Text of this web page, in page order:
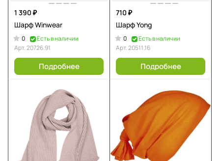
1 390 ₽
Шарф Winwear
0
Есть в наличии
Арт.20726.91
Подробнее
710 ₽
Шарф Yong
0
Есть в наличии
Арт.20511.16
Подробнее